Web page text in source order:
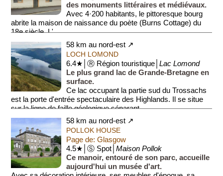
des monuments littéraires et médiévaux.
Avec 4·200 habitants, le pittoresque bourg
abrite la maison de naissance du poète (Burns Cottage) du
18e siècle. L'...
58 km au nord-est ↗
LOCH LOMOND
6.4★│Ⓡ Région touristique│Lac Lomond
Le plus grand lac de Grande-Bretagne en
surface.
Ce lac occupant la partie sud du Trossachs
est la porte d'entrée spectaculaire des Highlands. Il se situe
sur la ligne de faille géologique séparant ...
58 km au nord-est ↗
POLLOK HOUSE
Page de: Glasgow
4.5★│Ⓢ Spot│Maison Pollok
Ce manoir, entouré de son parc, accueille
aujourd'hui un musée d'art.